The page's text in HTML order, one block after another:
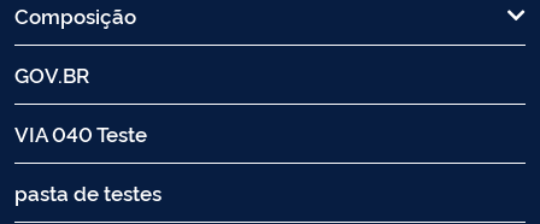
Composição
GOV.BR
VIA 040 Teste
pasta de testes